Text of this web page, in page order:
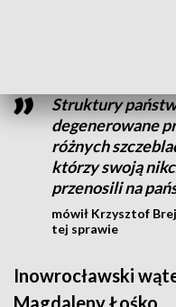
Struktury
degenerowane
różnych
którzy swoją
przenosili na
mówił Krzysztof
tej sprawie
Inowrocławski
Magdaleny Łośko